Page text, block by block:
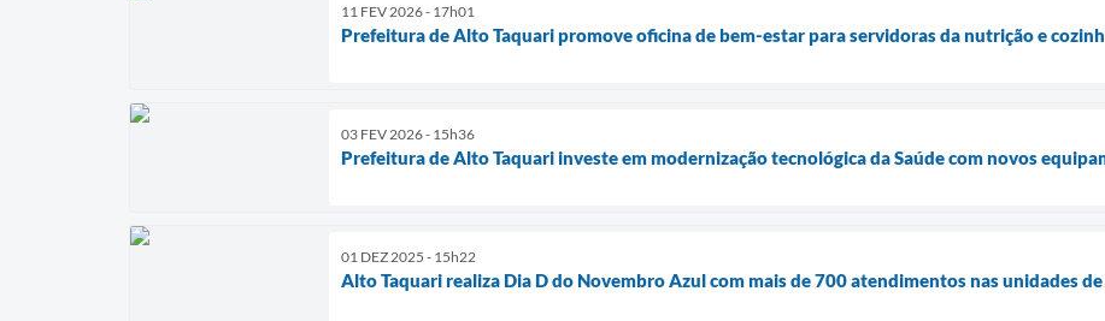
11 FEV 2026 - 17h01
Prefeitura de Alto Taquari promove oficina de bem-estar para servidoras da nutrição e
03 FEV 2026 - 15h36
Prefeitura de Alto Taquari investe em modernização tecnológica da Saúde com novos
01 DEZ 2025 - 15h22
Alto Taquari realiza Dia D do Novembro Azul com mais de 700 atendimentos nas unidades